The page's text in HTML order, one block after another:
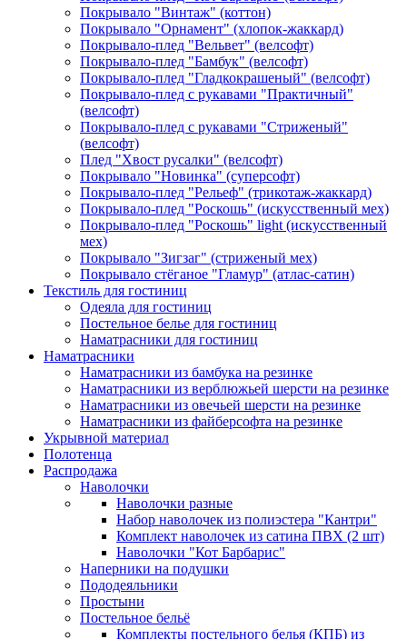
Покрывало "Винтаж" (коттон)
Покрывало "Орнамент" (хлопок-жаккард)
Покрывало-плед "Вельвет" (велсофт)
Покрывало-плед "Бамбук" (велсофт)
Покрывало-плед "Гладкокрашеный" (велсофт)
Покрывало-плед с рукавами "Практичный"
(велсофт)
Покрывало-плед с рукавами "Стриженый"
(велсофт)
Плед "Хвост русалки" (велсофт)
Покрывало "Новинка" (суперсофт)
Покрывало-плед "Рельеф" (трикотаж-жаккард)
Покрывало-плед "Роскошь" (искусственный мех)
Покрывало-плед "Роскошь" light (искусственный
мех)
Покрывало "Зигзаг" (стриженый мех)
Покрывало стёганое "Гламур" (атлас-сатин)
Текстиль для гостиниц
Одеяла для гостиниц
Постельное белье для гостиниц
Наматрасники для гостиниц
Наматрасники
Наматрасники из бамбука на резинке
Наматрасники из верблюжьей шерсти на резинке
Наматрасники из овечьей шерсти на резинке
Наматрасники из файберсофта на резинке
Укрывной материал
Полотенца
Распродажа
Наволочки
Наволочки разные
Набор наволочек из полиэстера "Кантри"
Комплект наволочек из сатина ПВХ (2 шт)
Наволочки "Кот Барбарис"
Наперники на подушки
Пододеяльники
Простыни
Постельное бельё
Комплекты постельного белья (КПБ) из